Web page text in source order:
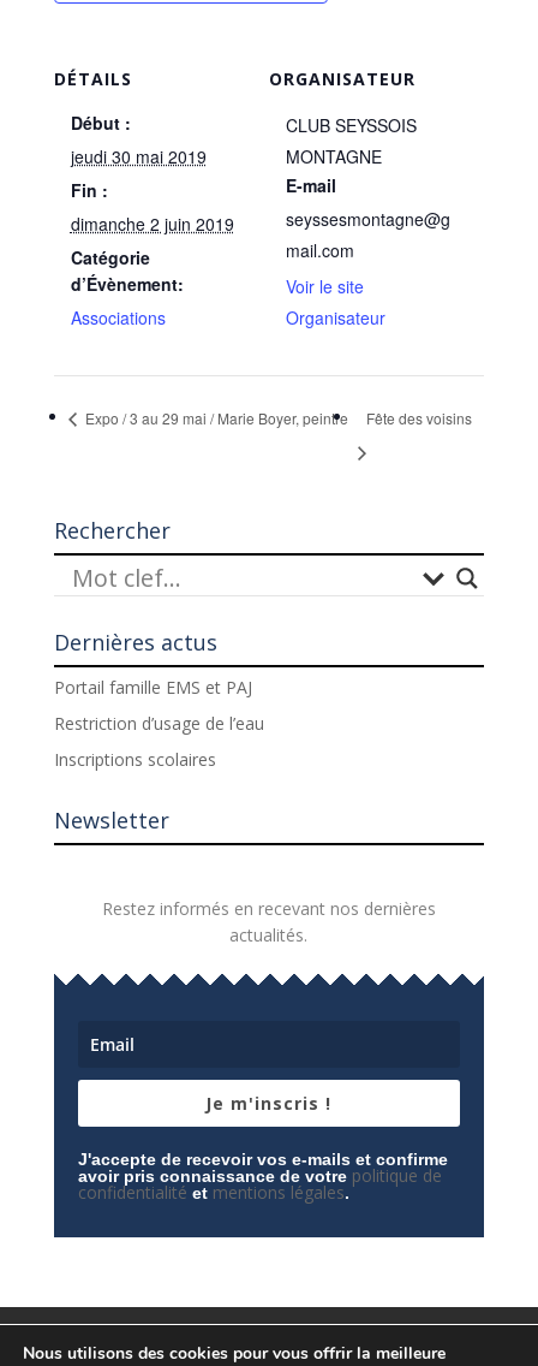
DÉTAILS
Début :
jeudi 30 mai 2019
Fin :
dimanche 2 juin 2019
Catégorie
d’Évènement:
Associations
ORGANISATEUR
CLUB SEYSSOIS
MONTAGNE
E-mail
seyssesmontagne@g
mail.com
Voir le site
Organisateur
Expo / 3 au 29 mai / Marie Boyer, peintre Fête des voisins
Rechercher
Dernières actus
Portail famille EMS et PAJ
Restriction d’usage de l’eau
Inscriptions scolaires
Newsletter
Restez informés en recevant nos dernières
actualités.
Je m'inscris !
J'accepte de recevoir vos e-mails et confirme
avoir pris connaissance de votre politique de
confidentialité et mentions légales.
Nous utilisons des cookies pour vous offrir la meilleure